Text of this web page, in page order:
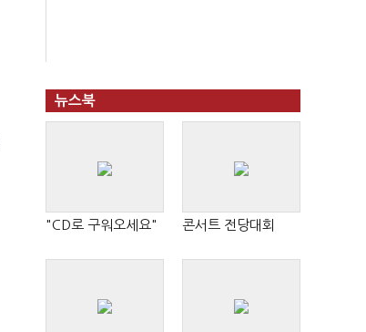
뉴스북
"CD로 구워오세요" 콘서트 전당대회